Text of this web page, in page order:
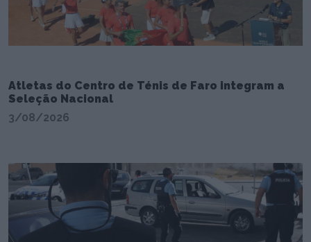
Atletas do Centro de Ténis de Faro integram a
Seleção Nacional
3/08/2026